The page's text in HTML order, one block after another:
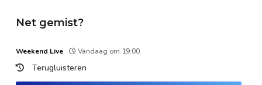
Net gemist?
Weekend Live Vandaag om 19:00.
Terugluisteren